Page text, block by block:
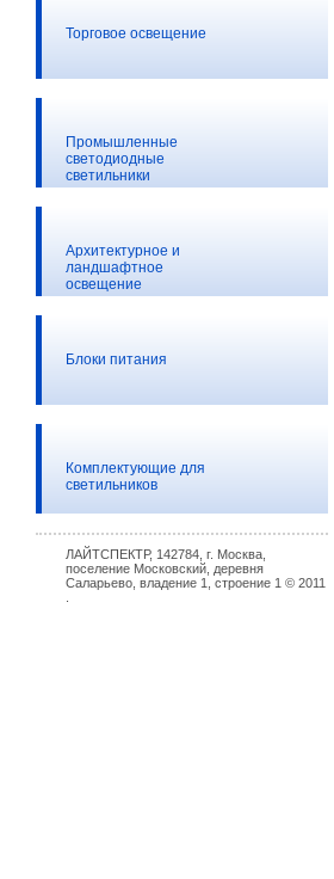
Торговое освещение
Промышленные
светодиодные
светильники
Архитектурное и
ландшафтное
освещение
Блоки питания
Комплектующие для
светильников
ЛАЙТСПЕКТР, 142784, г. Москва,
поселение Московский, деревня
Саларьево, владение 1, строение 1 © 2011